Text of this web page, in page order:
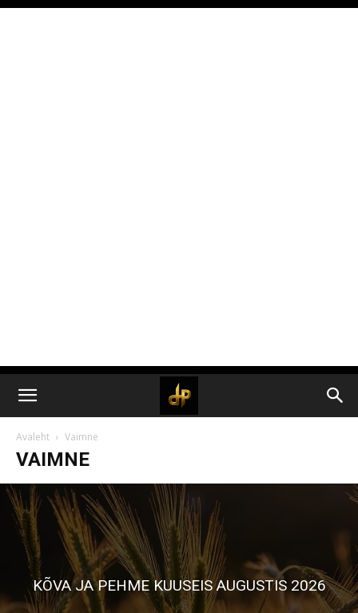
Avaleht Vaimne
VAIMNE
KÕVA JA PEHME KUUSEIS AUGUSTIS 2026